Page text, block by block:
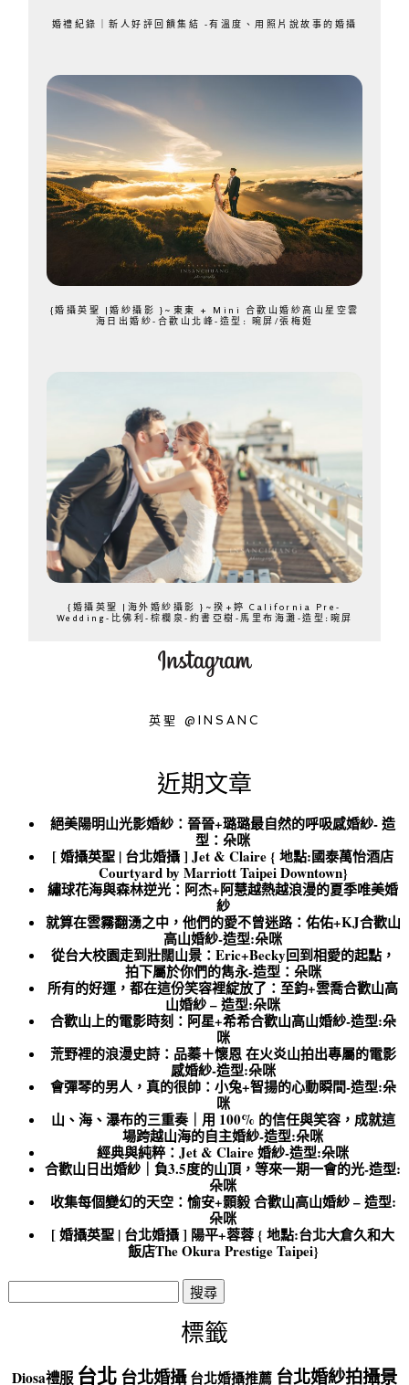
婚禮紀錄｜新人好評回饋集結 -有溫度、用照片說故事的婚攝
{婚攝英聖 |婚紗攝影 }~東東 + Mini 合歡山婚紗高山星空雲
海日出婚紗-合歡山北峰-造型: 晼屏/張梅姬
{婚攝英聖 |海外婚紗攝影 }~揆+婷 California Pre-
Wedding-比佛利-棕櫚泉-約書亞樹-馬里布海灘-造型:晼屏
英聖 @INSANC
近期文章
絕美陽明山光影婚紗：晉晉+璐璐最自然的呼吸感婚紗- 造
型：朵咪
[ 婚攝英聖 | 台北婚攝 ] Jet & Claire { 地點:國泰萬怡酒店
Courtyard by Marriott Taipei Downtown}
繡球花海與森林逆光：阿杰+阿慧越熱越浪漫的夏季唯美婚
紗
就算在雲霧翻湧之中，他們的愛不曾迷路：佑佑+KJ合歡山
高山婚紗-造型:朵咪
從台大校園走到壯闊山景：Eric+Becky回到相愛的起點，
拍下屬於你們的雋永-造型：朵咪
所有的好運，都在這份笑容裡綻放了：至鈞+雲喬合歡山高
山婚紗 – 造型:朵咪
合歡山上的電影時刻：阿星+希希合歡山高山婚紗-造型:朵
咪
荒野裡的浪漫史詩：品蓁＋懷恩 在火炎山拍出專屬的電影
感婚紗-造型:朵咪
會彈琴的男人，真的很帥：小兔+智揚的心動瞬間-造型:朵
咪
山、海、瀑布的三重奏｜用 100% 的信任與笑容，成就這
場跨越山海的自主婚紗-造型:朵咪
經典與純粹：Jet & Claire 婚紗-造型:朵咪
合歡山日出婚紗｜負3.5度的山頂，等來一期一會的光-造型:
朵咪
收集每個變幻的天空：愉安+顥毅 合歡山高山婚紗 – 造型:
朵咪
[ 婚攝英聖 | 台北婚攝 ] 陽平+蓉蓉 { 地點:台北大倉久和大
飯店The Okura Prestige Taipei}
搜
尋
標籤
Diosa禮服 台北台北婚攝 台北婚攝推薦 台北婚紗拍攝景